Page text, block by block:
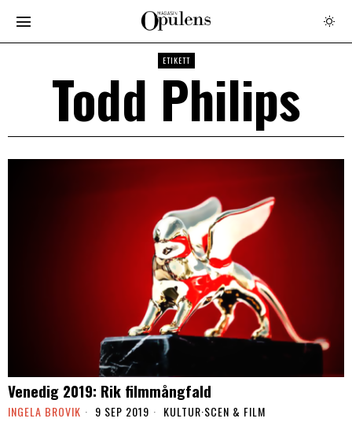
ETIKETT
Todd Philips
Venedig 2019: Rik filmmångfald
INGELA BROVIK 9 SEP 2019 KULTUR·SCEN & FILM